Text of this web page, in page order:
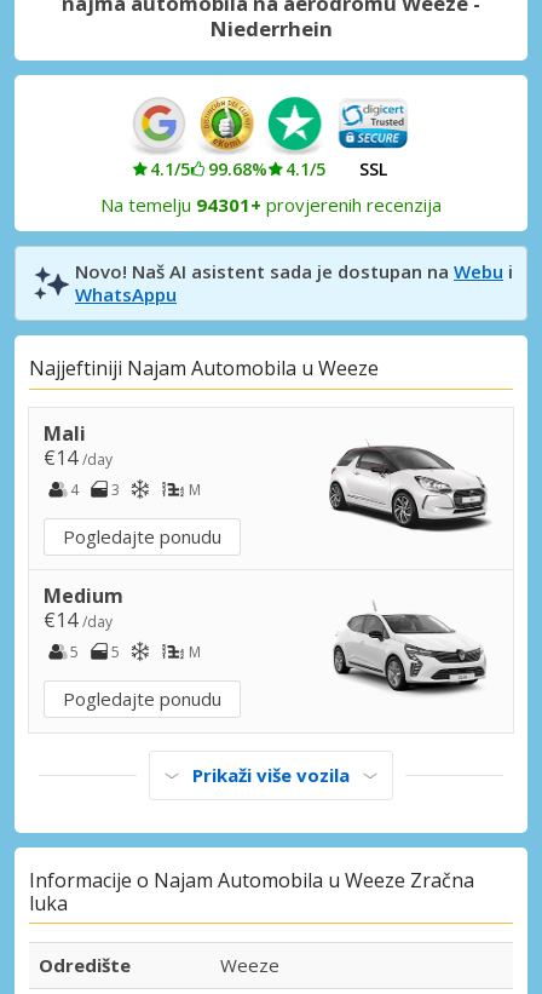
Niederrhein
4.1/5 99.68% 4.1/5 SSL
Na temelju 94301+ provjerenih recenzija
Novo! Naš AI asistent sada je dostupan na Webu i
WhatsAppu
Najjeftiniji Najam Automobila u Weeze
Mali
€14/day
4
3 M
Pogledajte ponudu
Medium
€14/day
5
5 M
Pogledajte ponudu
Prikaži više vozila
Informacije o Najam Automobila u Weeze Zračna
luka
Odredište
Weeze